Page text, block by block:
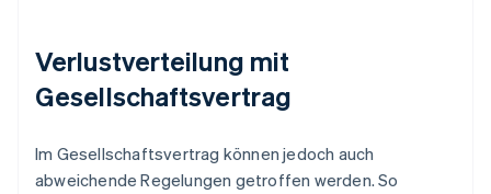
Verlustverteilung mit
Gesellschaftsvertrag
Im Gesellschaftsvertrag können jedoch auch
abweichende Regelungen getroffen werden. So